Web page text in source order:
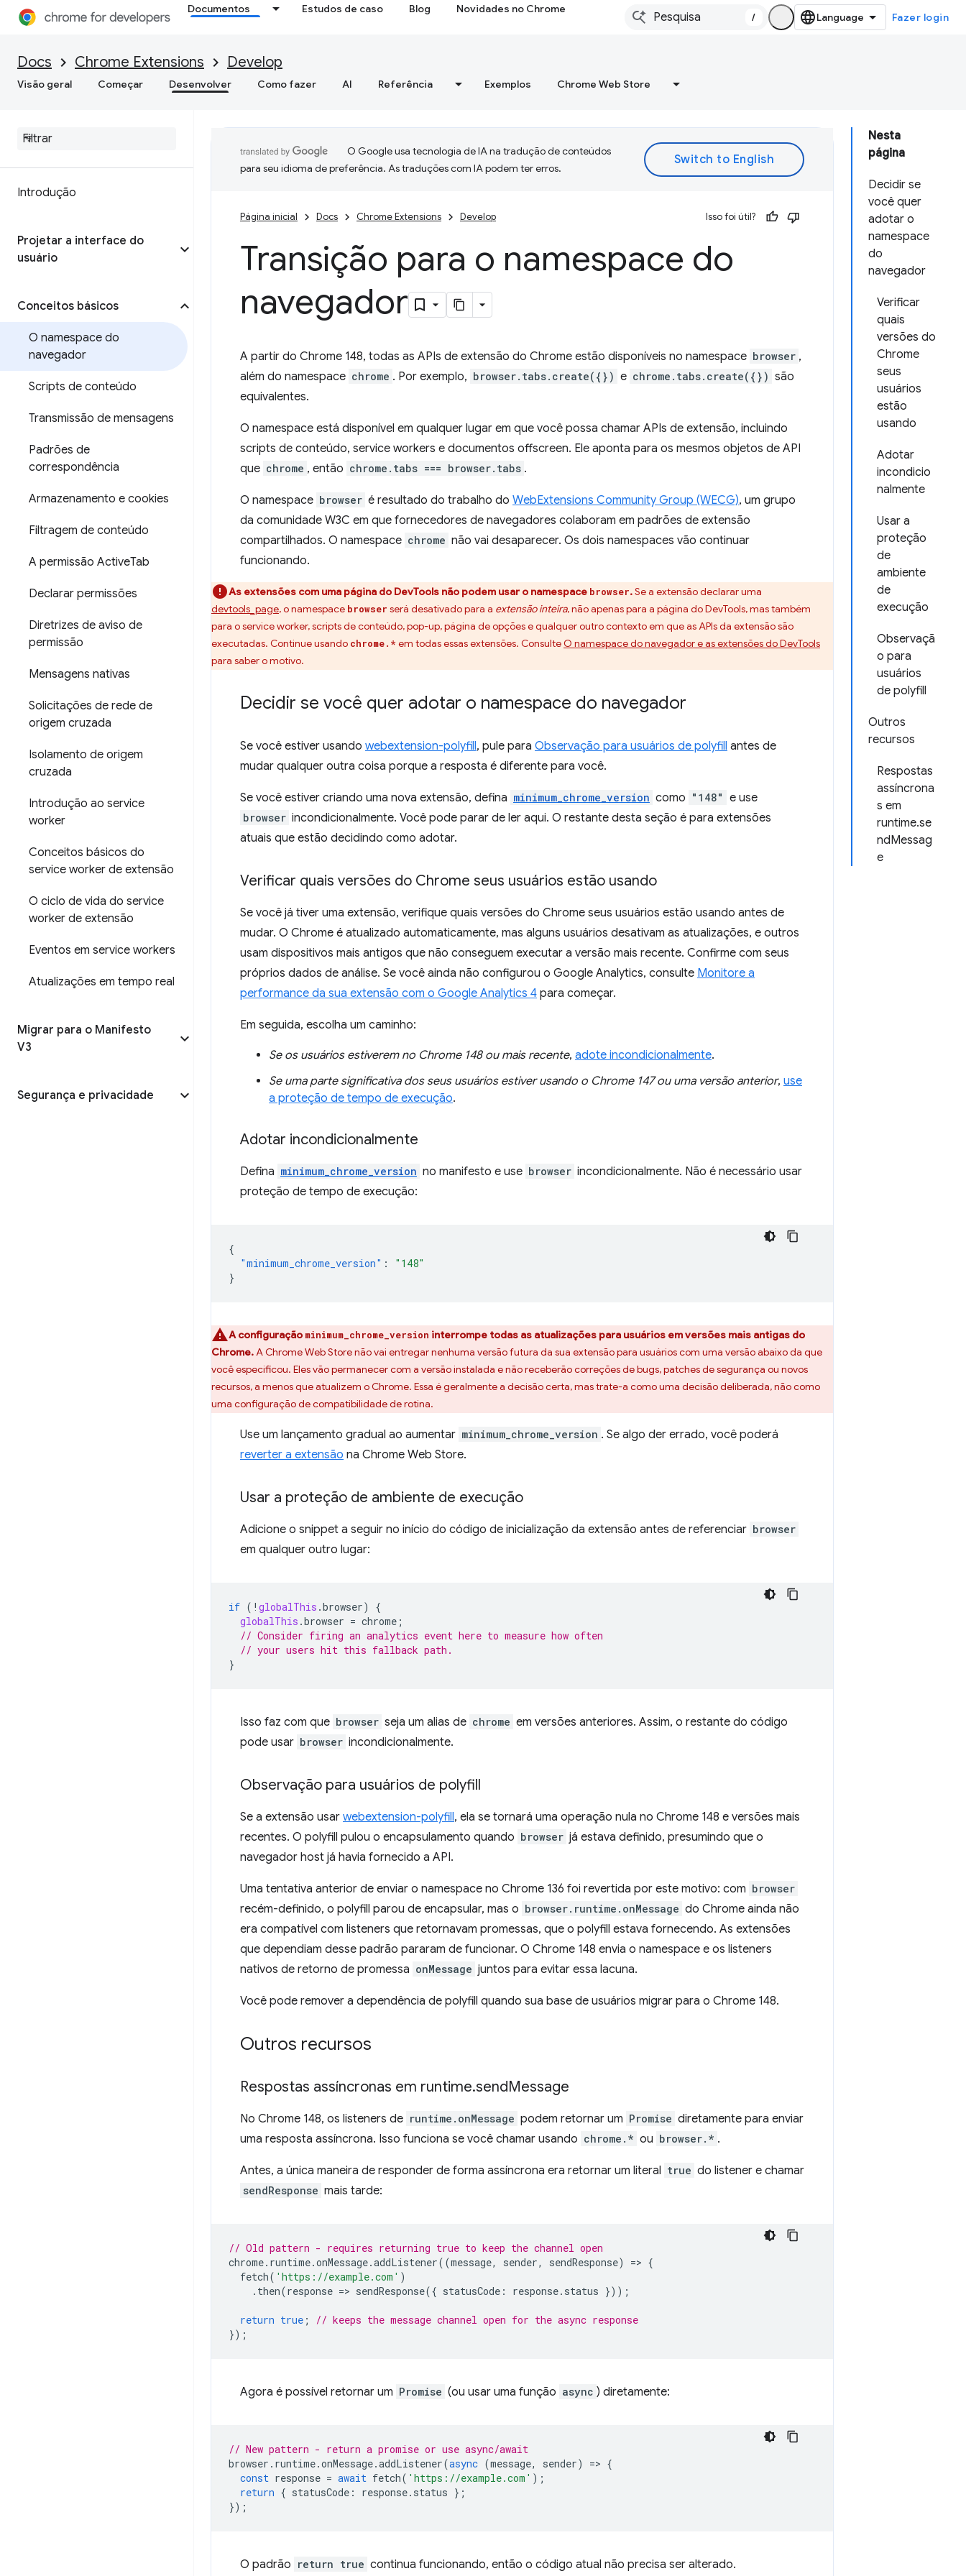
Documentos Estudos de caso Blog Novidades no Chrome
/ Fazer login
Docs Chrome Extensions Develop
Visão geral Começar Desenvolver Como fazer AI Referência Exemplos Chrome Web Store
Introdução
Projetar a interface do
usuário
Conceitos básicos
O namespace do
navegador
Scripts de conteúdo
Transmissão de mensagens
Padrões de
correspondência
Armazenamento e cookies
Filtragem de conteúdo
A permissão ActiveTab
Declarar permissões
Diretrizes de aviso de
permissão
Mensagens nativas
Solicitações de rede de
origem cruzada
Isolamento de origem
cruzada
Introdução ao service
worker
Conceitos básicos do
service worker de extensão
O ciclo de vida do service
worker de extensão
Eventos em service workers
Atualizações em tempo real
Migrar para o Manifesto
V3
Segurança e privacidade
Nesta
página
Decidir se
você quer
adotar o
namespace
do
navegador
Verificar
quais
versões do
Chrome
seus
usuários
estão
usando
Adotar
incondicio
nalmente
Usar a
proteção
de
ambiente
de
execução
Observaçã
o para
usuários
de polyfill
Outros
recursos
Respostas
assíncrona
s em
runtime.se
ndMessag
e
O Google usa tecnologia de IA na tradução de conteúdos
para seu idioma de preferência. As traduções com IA podem ter erros.
Página inicial Docs Chrome Extensions Develop Isso foi útil?
Transição para o namespace do
navegador
A partir do Chrome 148, todas as APIs de extensão do Chrome estão disponíveis no namespace browser ,
além do namespace chrome . Por exemplo, browser.tabs.create({}) e chrome.tabs.create({}) são
equivalentes.
O namespace está disponível em qualquer lugar em que você possa chamar APIs de extensão, incluindo
scripts de conteúdo, service workers e documentos offscreen. Ele aponta para os mesmos objetos de API
que chrome , então chrome.tabs === browser.tabs .
O namespace browser é resultado do trabalho do WebExtensions Community Group (WECG), um grupo
da comunidade W3C em que fornecedores de navegadores colaboram em padrões de extensão
compartilhados. O namespace chrome não vai desaparecer. Os dois namespaces vão continuar
funcionando.
As extensões com uma página do DevTools não podem usar o namespace browser.Se a extensão declarar uma
devtools_page, o namespace browser será desativado para a extensão inteira, não apenas para a página do DevTools, mas também
para o service worker, scripts de conteúdo, pop-up, página de opções e qualquer outro contexto em que as APIs da extensão são
executadas. Continue usando chrome.* em todas essas extensões. ConsulteO namespace do navegador e as extensões do DevTools
para saber o motivo.
Decidir se você quer adotar o namespace do navegador
Se você estiver usando webextension-polyfill, pule para Observação para usuários de polyfill antes de
mudar qualquer outra coisa porque a resposta é diferente para você.
Se você estiver criando uma nova extensão, defina minimum_chrome_version como "148" e use
browser incondicionalmente. Você pode parar de ler aqui. O restante desta seção é para extensões
atuais que estão decidindo como adotar.
Verificar quais versões do Chrome seus usuários estão usando
Se você já tiver uma extensão, verifique quais versões do Chrome seus usuários estão usando antes de
mudar. O Chrome é atualizado automaticamente, mas alguns usuários desativam as atualizações, e outros
usam dispositivos mais antigos que não conseguem executar a versão mais recente. Confirme com seus
próprios dados de análise. Se você ainda não configurou o Google Analytics, consulte Monitore a
performance da sua extensão com o Google Analytics 4 para começar.
Em seguida, escolha um caminho:
Se os usuários estiverem no Chrome 148 ou mais recente, adote incondicionalmente.
Se uma parte significativa dos seus usuários estiver usando o Chrome 147 ou uma versão anterior, use
a proteção de tempo de execução.
Adotar incondicionalmente
Defina minimum_chrome_version no manifesto e use browser incondicionalmente. Não é necessário usar
proteção de tempo de execução:
{
"minimum_chrome_version" :
"148"
}
A configuração minimum_chrome_version interrompe todas as atualizações para usuários em versões mais antigas do
Chrome.A Chrome Web Store não vai entregar nenhuma versão futura da sua extensão para usuários com uma versão abaixo da que
você especificou. Eles vão permanecer com a versão instalada e não receberão correções de bugs, patches de segurança ou novos
recursos, a menos que atualizem o Chrome. Essa é geralmente a decisão certa, mas trate-a como uma decisão deliberada, não como
uma configuração de compatibilidade de rotina.
Use um lançamento gradual ao aumentar minimum_chrome_version . Se algo der errado, você poderá
reverter a extensão na Chrome Web Store.
Usar a proteção de ambiente de execução
Adicione o snippet a seguir no início do código de inicialização da extensão antes de referenciar browser
em qualquer outro lugar:
if ( ! globalThis .browser)
{
globalThis .browser = chrome ;
// Consider firing an analytics event here to measure how often
// your users hit this fallback path.
}
Isso faz com que browser seja um alias de chrome em versões anteriores. Assim, o restante do código
pode usar browser incondicionalmente.
Observação para usuários de polyfill
Se a extensão usar webextension-polyfill, ela se tornará uma operação nula no Chrome 148 e versões mais
recentes. O polyfill pulou o encapsulamento quando browser já estava definido, presumindo que o
navegador host já havia fornecido a API.
Uma tentativa anterior de enviar o namespace no Chrome 136 foi revertida por este motivo: com browser
recém-definido, o polyfill parou de encapsular, mas o browser.runtime.onMessage do Chrome ainda não
era compatível com listeners que retornavam promessas, que o polyfill estava fornecendo. As extensões
que dependiam desse padrão pararam de funcionar. O Chrome 148 envia o namespace e os listeners
nativos de retorno de promessa onMessage juntos para evitar essa lacuna.
Você pode remover a dependência de polyfill quando sua base de usuários migrar para o Chrome 148.
Outros recursos
Respostas assíncronas em runtime.sendMessage
No Chrome 148, os listeners de runtime.onMessage podem retornar um Promise diretamente para enviar
uma resposta assíncrona. Isso funciona se você chamar usando chrome.* ou browser.* .
Antes, a única maneira de responder de forma assíncrona era retornar um literal true do listener e chamar
sendResponse mais tarde:
// Old pattern - requires returning true to keep the channel open
chrome. runtime.onMessage.addListener((message, sender, sendResponse) => {
fetch( 'https://example.com' )
. then(response => sendResponse({ statusCode : response. status }));
return true ;
// keeps the message channel open for the async response
});
Agora é possível retornar um Promise (ou usar uma função async ) diretamente:
// New pattern - return a promise or use async/await
browser . runtime.onMessage.addListener(async (message, sender) => {
const response = await fetch( 'https://example.com' );
return { statusCode : response. status };
});
O padrão return true continua funcionando, então o código atual não precisa ser alterado.